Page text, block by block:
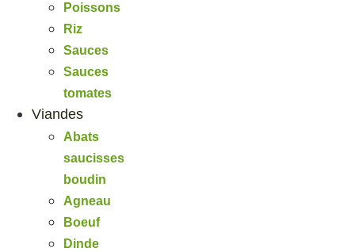
Poissons
Riz
Sauces
Sauces
tomates
Viandes
Abats
saucisses
boudin
Agneau
Boeuf
Dinde